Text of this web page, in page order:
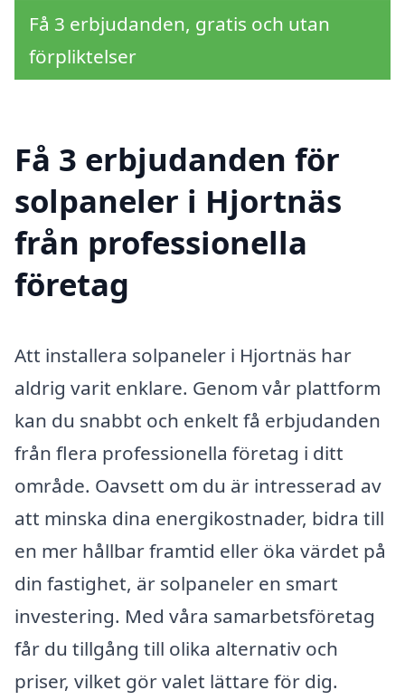
Få 3 erbjudanden, gratis och utan
förpliktelser
Få 3 erbjudanden för
solpaneler i Hjortnäs
från professionella
företag
Att installera solpaneler i Hjortnäs har
aldrig varit enklare. Genom vår plattform
kan du snabbt och enkelt få erbjudanden
från flera professionella företag i ditt
område. Oavsett om du är intresserad av
att minska dina energikostnader, bidra till
en mer hållbar framtid eller öka värdet på
din fastighet, är solpaneler en smart
investering. Med våra samarbetsföretag
får du tillgång till olika alternativ och
priser, vilket gör valet lättare för dig.